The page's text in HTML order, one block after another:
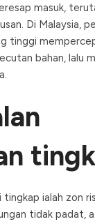
masuk,
Di Malaysia,
tinggi
bahan, lalu
tingkap ialah zon
tidak padat,